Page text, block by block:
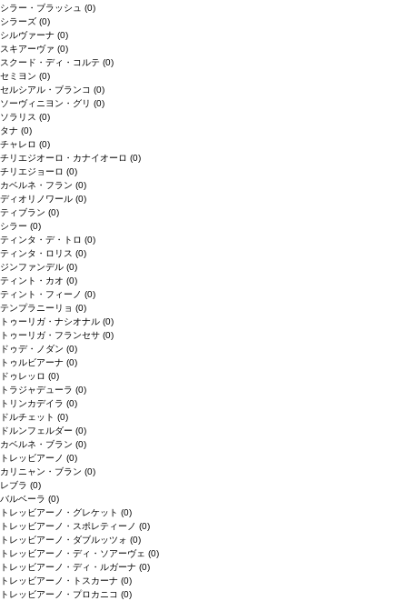
シラー・ブラッシュ (0)
シラーズ (0)
シルヴァーナ (0)
スキアーヴァ (0)
スクード・ディ・コルテ (0)
セミヨン (0)
セルシアル・ブランコ (0)
ソーヴィニヨン・グリ (0)
ソラリス (0)
タナ (0)
チャレロ (0)
チリエジオーロ・カナイオーロ (0)
チリエジョーロ (0)
カベルネ・フラン (0)
ディオリノワール (0)
ティブラン (0)
シラー (0)
ティンタ・デ・トロ (0)
ティンタ・ロリス (0)
ジンファンデル (0)
ティント・カオ (0)
ティント・フィーノ (0)
テンプラニーリョ (0)
トゥーリガ・ナシオナル (0)
トゥーリガ・フランセサ (0)
ドゥデ・ノダン (0)
トゥルビアーナ (0)
ドゥレッロ (0)
トラジャデューラ (0)
トリンカデイラ (0)
ドルチェット (0)
ドルンフェルダー (0)
カベルネ・ブラン (0)
トレッビアーノ (0)
カリニャン・ブラン (0)
レブラ (0)
バルベーラ (0)
トレッビアーノ・グレケット (0)
トレッビアーノ・スポレティーノ (0)
トレッビアーノ・ダブルッツォ (0)
トレッビアーノ・ディ・ソアーヴェ (0)
トレッビアーノ・ディ・ルガーナ (0)
トレッビアーノ・トスカーナ (0)
トレッビアーノ・プロカニコ (0)